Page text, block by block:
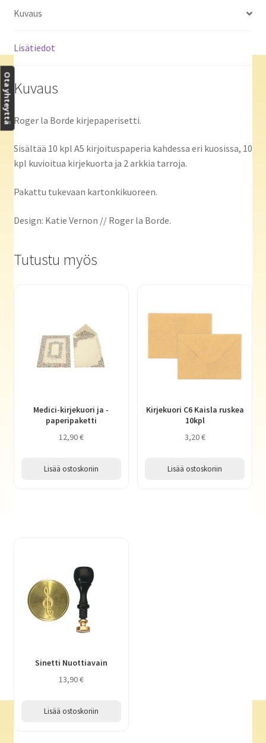
Kuvaus
Lisätiedot
Kuvaus
Roger la Borde kirjepaperisetti.
Sisältää 10 kpl A5 kirjoituspaperia kahdessa eri kuosissa, 10
kpl kuvioitua kirjekuorta ja 2 arkkia tarroja.
Pakattu tukevaan kartonkikuoreen.
Design: Katie Vernon // Roger la Borde.
Tutustu myös
Medici-kirjekuori ja -
paperipaketti
12,90€
Lisää ostoskoriin
Kirjekuori C6 Kaisla ruskea
10kpl
3,20€
Lisää ostoskoriin
Sinetti Nuottiavain
13,90€
Lisää ostoskoriin
Ota yhteyttä